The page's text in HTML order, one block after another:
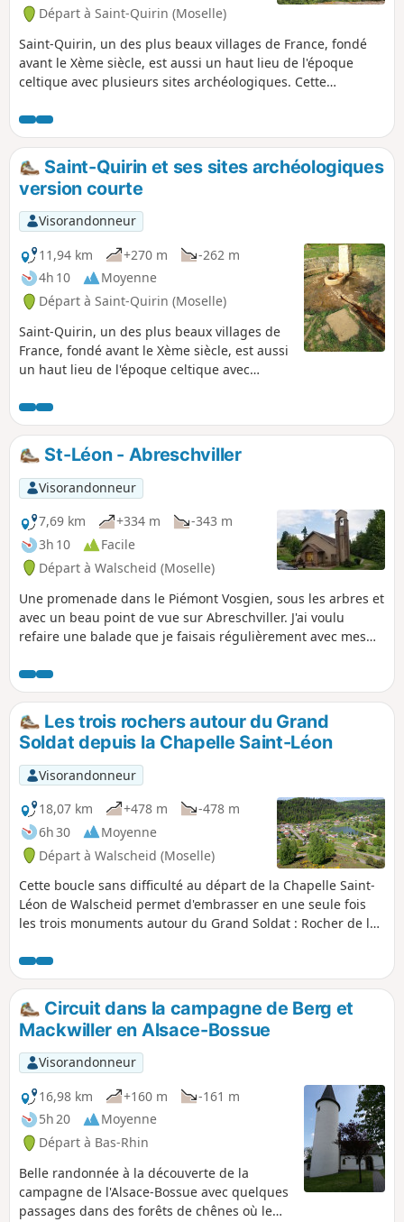
Départ à Saint-Quirin (Moselle)
Saint-Quirin, un des plus beaux villages de France, fondé
avant le Xème siècle, est aussi un haut lieu de l'époque
celtique avec plusieurs sites archéologiques. Cette
Saint-Quirin et ses sites archéologiques
version courte
Visorandonneur
11,94 km
+270 m
-262 m
4h 10
Moyenne
Départ à Saint-Quirin (Moselle)
Saint-Quirin, un des plus beaux villages de
France, fondé avant le Xème siècle, est aussi
un haut lieu de l'époque celtique avec
randonnée vous les fera découvrir.
St-Léon - Abreschviller
Visorandonneur
7,69 km
+334 m
-343 m
3h 10
Facile
Départ à Walscheid (Moselle)
Une promenade dans le Piémont Vosgien, sous les arbres et
avec un beau point de vue sur Abreschviller. J'ai voulu
refaire une balade que je faisais régulièrement avec mes
de 1999 est passée par là et le chemin est, à certains
endroits, complètement effacé. Le club Vosgien a redéfini
un nouvel itinéraire depuis Saint-Léon. J'ai préféré remonter
45 ans en arrière et vous proposer ma rétro-balade par le
chemin originel.
Les trois rochers autour du Grand
Soldat depuis la Chapelle Saint-Léon
Visorandonneur
18,07 km
+478 m
-478 m
6h 30
Moyenne
Départ à Walscheid (Moselle)
Cette boucle sans difficulté au départ de la Chapelle Saint-
Léon de Walscheid permet d'embrasser en une seule fois
les trois monuments autour du Grand Soldat : Rocher de la
un point de vue unique sur Walscheid depuis le belvédère.
Circuit dans la campagne de Berg et
Mackwiller en Alsace-Bossue
Visorandonneur
16,98 km
+160 m
-161 m
5h 20
Moyenne
Départ à Bas-Rhin
Belle randonnée à la découverte de la
campagne de l'Alsace-Bossue avec quelques
passages dans des forêts de chênes où le